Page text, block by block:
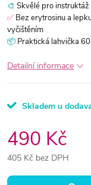
🎨 Skvělé pro
✅ Bez erytrosinu a
vyčištěním
📦 Praktická lahvička
Detailní informace
Skladem u
490 Kč
405 Kč bez DPH